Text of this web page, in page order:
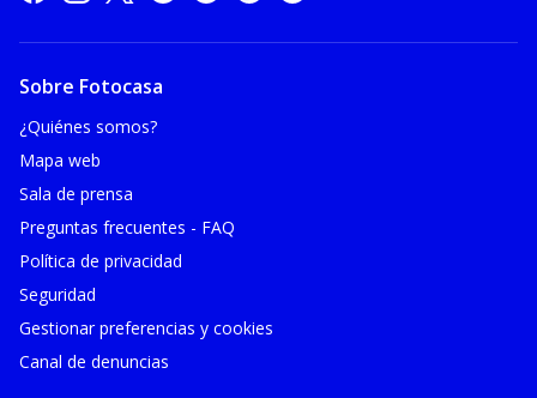
Sobre Fotocasa
¿Quiénes somos?
Mapa web
Sala de prensa
Preguntas frecuentes - FAQ
Política de privacidad
Seguridad
Gestionar preferencias y cookies
Canal de denuncias